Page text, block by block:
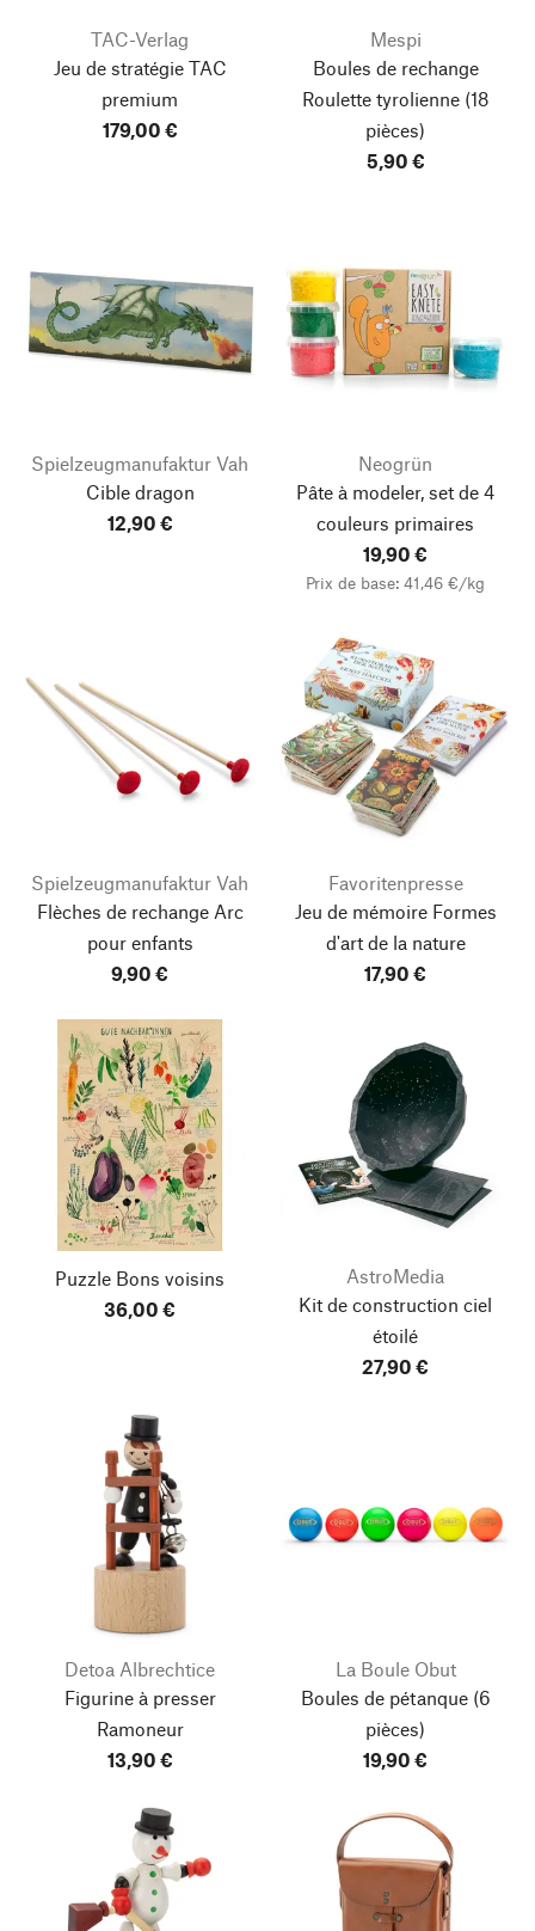
TAC-Verlag
Jeu de stratégie TAC
premium
179,00 €
Mespi
Boules de rechange
Roulette tyrolienne (18
pièces)
5,90 €
Spielzeugmanufaktur Vah
Cible dragon
12,90 €
Neogrün
Pâte à modeler, set de 4
couleurs primaires
19,90 €
Prix de base: 41,46 €/kg
Spielzeugmanufaktur Vah
Flèches de rechange Arc
pour enfants
9,90 €
Favoritenpresse
Jeu de mémoire Formes
d'art de la nature
17,90 €
Puzzle Bons voisins
36,00 €
AstroMedia
Kit de construction ciel
étoilé
27,90 €
Detoa Albrechtice
Figurine à presser
Ramoneur
13,90 €
La Boule Obut
Boules de pétanque(6
pièces)
19,90 €